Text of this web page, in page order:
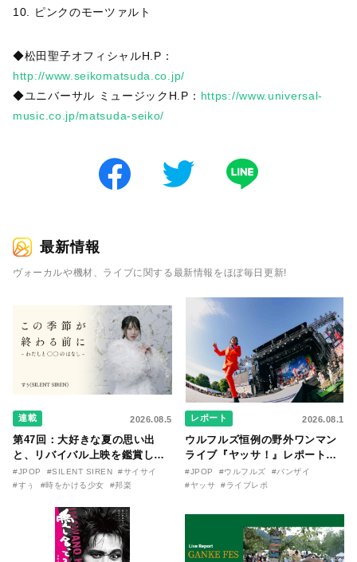
10. ピンクのモーツァルト
◆松田聖子オフィシャルH.P：
http://www.seikomatsuda.co.jp/
◆ユニバーサル ミュージックH.P： https://www.universal-
music.co.jp/matsuda-seiko/
最新情報
ヴォーカルや機材、ライブに関する最新情報をほぼ毎日更新!
連載 2026.08.5
第47回：大好きな夏の思い出
と、リバイバル上映を鑑賞した
『時をかける少女』のおはなし
〜SILENT SIREN・すぅ『この
〇のはなし〜』
#JPOP #SILENT SIREN
#サイサイ
#すぅ
#時をかける少女 #邦楽
レポート 2026.08.1
ウルフルズ恒例の野外ワンマン
ライブ『ヤッサ！』レポート！
リリースから30年を迎えたアル
バム『バンザイ』完全再現に、
た日。
#JPOP #ウルフルズ
#バンザイ
#ヤッサ
#ライブレポ